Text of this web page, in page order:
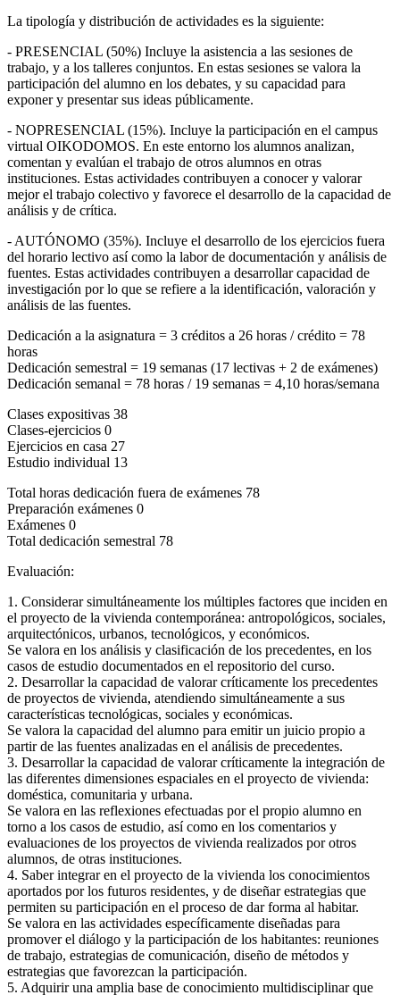
La tipología y distribución de actividades es la siguiente:
- PRESENCIAL (50%) Incluye la asistencia a las sesiones de
trabajo, y a los talleres conjuntos. En estas sesiones se valora la
participación del alumno en los debates, y su capacidad para
exponer y presentar sus ideas públicamente.
- NOPRESENCIAL (15%). Incluye la participación en el campus
virtual OIKODOMOS. En este entorno los alumnos analizan,
comentan y evalúan el trabajo de otros alumnos en otras
instituciones. Estas actividades contribuyen a conocer y valorar
mejor el trabajo colectivo y favorece el desarrollo de la capacidad de
análisis y de crítica.
- AUTÓNOMO (35%). Incluye el desarrollo de los ejercicios fuera
del horario lectivo así como la labor de documentación y análisis de
fuentes. Estas actividades contribuyen a desarrollar capacidad de
investigación por lo que se refiere a la identificación, valoración y
análisis de las fuentes.
Dedicación a la asignatura = 3 créditos a 26 horas / crédito = 78
horas
Dedicación semestral = 19 semanas (17 lectivas + 2 de exámenes)
Dedicación semanal = 78 horas / 19 semanas = 4,10 horas/semana
Clases expositivas 38
Clases-ejercicios 0
Ejercicios en casa 27
Estudio individual 13
Total horas dedicación fuera de exámenes 78
Preparación exámenes 0
Exámenes 0
Total dedicación semestral 78
Evaluación:
1. Considerar simultáneamente los múltiples factores que inciden en
el proyecto de la vivienda contemporánea: antropológicos, sociales,
arquitectónicos, urbanos, tecnológicos, y económicos.
Se valora en los análisis y clasificación de los precedentes, en los
casos de estudio documentados en el repositorio del curso.
2. Desarrollar la capacidad de valorar críticamente los precedentes
de proyectos de vivienda, atendiendo simultáneamente a sus
características tecnológicas, sociales y económicas.
Se valora la capacidad del alumno para emitir un juicio propio a
partir de las fuentes analizadas en el análisis de precedentes.
3. Desarrollar la capacidad de valorar críticamente la integración de
las diferentes dimensiones espaciales en el proyecto de vivienda:
doméstica, comunitaria y urbana.
Se valora en las reflexiones efectuadas por el propio alumno en
torno a los casos de estudio, así como en los comentarios y
evaluaciones de los proyectos de vivienda realizados por otros
alumnos, de otras instituciones.
4. Saber integrar en el proyecto de la vivienda los conocimientos
aportados por los futuros residentes, y de diseñar estrategias que
permiten su participación en el proceso de dar forma al habitar.
Se valora en las actividades específicamente diseñadas para
promover el diálogo y la participación de los habitantes: reuniones
de trabajo, estrategias de comunicación, diseño de métodos y
estrategias que favorezcan la participación.
5. Adquirir una amplia base de conocimiento multidisciplinar que